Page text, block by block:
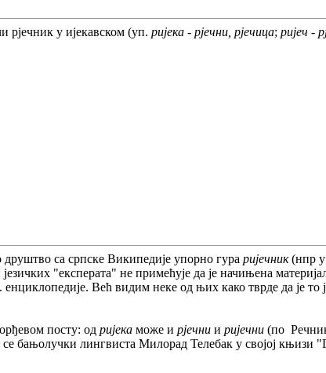
рјечник у ијекавском (уп. ријека - рјечни, рјечица; ријеч -
са српске Википедије упорно гура ријечник(нпр у
"експерата" не примећује да је начињена
Већ видим неке од њих како тврде да је то
посту: од ријека може и рјечни и ријечни (по
се бањолучки лингвиста Милорад Телебак у својој књизи